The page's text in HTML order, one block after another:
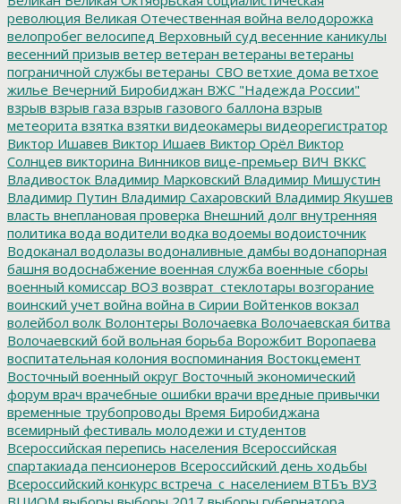
революция Великая Отечественная война велодорожка
велопробег велосипед Верховный суд весенние каникулы
весенний призыв ветер ветеран ветераны ветераны
пограничной службы ветераны_СВО ветхие дома ветхое
жилье Вечерний Биробиджан ВЖС "Надежда России"
взрыв взрыв газа взрыв газового баллона взрыв
метеорита взятка взятки видеокамеры видеорегистратор
Виктор Ишавев Виктор Ишаев Виктор Орёл Виктор
Солнцев викторина Винников вице-премьер ВИЧ ВККС
Владивосток Владимир Марковский Владимир Мишустин
Владимир Путин Владимир Сахаровский Владимир Якушев
власть внеплановая проверка Внешний долг внутренняя
политика вода водители водка водоемы водоисточник
Водоканал водолазы водоналивные дамбы водонапорная
башня водоснабжение военная служба военные сборы
военный комиссар ВОЗ возврат_стеклотары возгорание
воинский учет война война в Сирии Войтенков вокзал
волейбол волк Волонтеры Волочаевка Волочаевская битва
Волочаевский бой вольная борьба Ворожбит Воропаева
воспитательная колония воспоминания Востокцемент
Восточный военный округ Восточный экономический
форум врач врачебные ошибки врачи вредные привычки
временные трубопроводы Время Биробиджана
всемирный фестиваль молодежи и студентов
Всероссийская перепись населения Всероссийская
спартакиада пенсионеров Всероссийский день ходьбы
Всероссийский конкурс встреча_с_населением ВТБъ ВУЗ